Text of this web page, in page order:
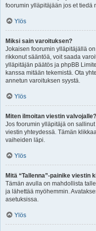
foorumin ylläpitäjään jos et tiedä
Ylös
Miksi sain varoituksen?
Jokaisen foorumin ylläpitäjällä
rikkonut sääntöä, voit saada
ylläpitäjän päätös ja phpBB
kanssa mitään tekemistä. Ota
annetun varoituksen syystä.
Ylös
Miten ilmoitan viestin valvojalle?
Jos foorumin ylläpitäjä on
viestin yhteydessä. Tämän
vaiheiden läpi.
Ylös
Mitä “Tallenna”-painike viestin
Tämän avulla on mahdollista
ja lähettää myöhemmin.
asetuksissa.
Ylös